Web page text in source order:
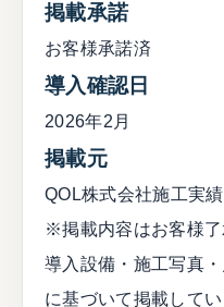
掲載承諾
お客様承諾済
導入確認日
2026年2月
掲載元
QOL株式会社施工実績
※掲載内容はお客様了
導入設備・施工写真
に基づいて掲載してい